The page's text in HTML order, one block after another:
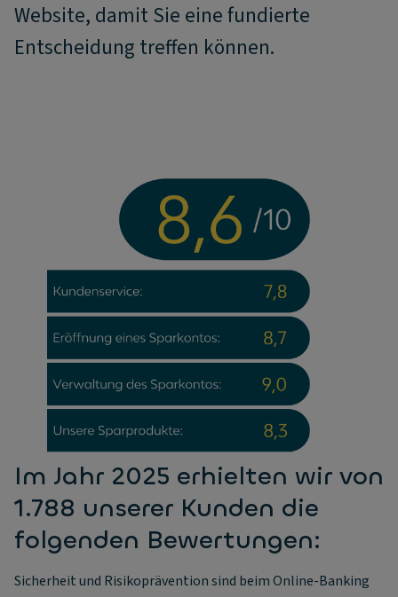
Website, damit Sie eine fundierte
Entscheidung treffen können.
Im Jahr 2025 erhielten wir von
1.788 unserer Kunden die
folgenden Bewertungen:
Sicherheit und Risikoprävention sind beim Online-Banking